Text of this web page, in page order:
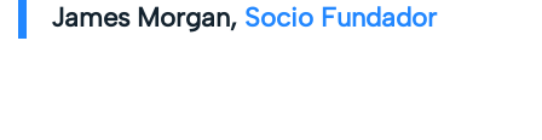
James Morgan, Socio Fundador